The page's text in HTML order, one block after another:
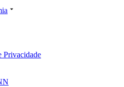
Privacidade